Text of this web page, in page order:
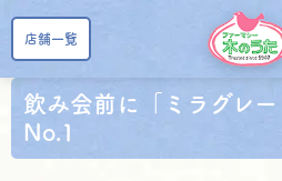
店舗一覧
飲み会前に「ミラグレ
No.1